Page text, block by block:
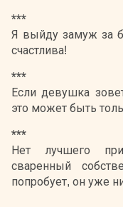
***
Я выйду замуж за
счастлива!
***
Если девушка
это может быть
***
Нет лучшего
сваренный
попробует, он уже